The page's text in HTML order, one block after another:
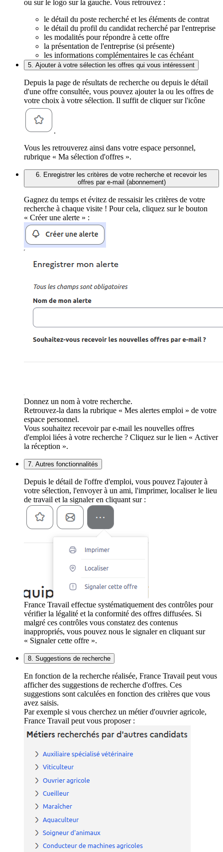
ou sur le logo sur la gauche. Vous retrouvez :
le détail du poste recherché et les éléments de contrat
le détail du profil du candidat recherché par l'entreprise
les modalités pour répondre à cette offre
la présentation de l'entreprise (si présente)
les informations complémentaires le cas échéant
5. Ajouter à votre sélection les offres qui vous intéressent
Depuis la page de résultats de recherche ou depuis le détail
d'une offre consultée, vous pouvez ajouter la ou les offres de
votre choix à votre sélection. Il suffit de cliquer sur l'icône
.
Vous les retrouverez ainsi dans votre espace personnel,
rubrique « Ma sélection d'offres ».
6. Enregistrer les critères de votre recherche et recevoir les
offres par e-mail (abonnement)
Gagnez du temps et évitez de ressaisir les critères de votre
recherche à chaque visite ! Pour cela, cliquez sur le bouton
« Créer une alerte » :
Donnez un nom à votre recherche.
Retrouvez-la dans la rubrique « Mes alertes emploi » de votre
espace personnel.
Vous souhaitez recevoir par e-mail les nouvelles offres
d'emploi liées à votre recherche ? Cliquez sur le lien « Activer
la réception ».
7. Autres fonctionnalités
Depuis le détail de l'offre d'emploi, vous pouvez l'ajouter à
votre sélection, l'envoyer à un ami, l'imprimer, localiser le lieu
de travail et la signaler en cliquant sur :
France Travail effectue systématiquement des contrôles pour
vérifier la légalité et la conformité des offres diffusées. Si
malgré ces contrôles vous constatez des contenus
inappropriés, vous pouvez nous le signaler en cliquant sur
« Signaler cette offre ».
8. Suggestions de recherche
En fonction de la recherche réalisée, France Travail peut vous
afficher des suggestions de recherche d'offres. Ces
suggestions sont calculées en fonction des critères que vous
avez saisis.
Par exemple si vous cherchez un métier d'ouvrier agricole,
France Travail peut vous proposer :